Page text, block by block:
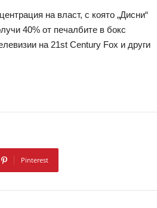
на власт, с която „Дисни“
40% от печалбите в бокс
на 21st Century Fox и други
Pinterest